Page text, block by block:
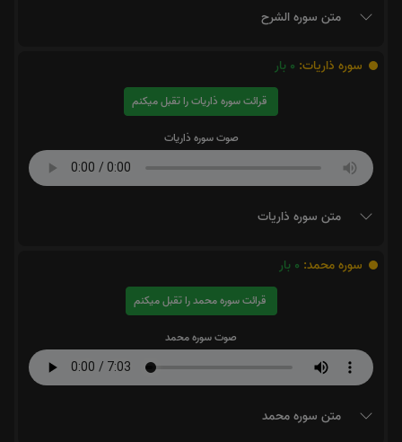
متن سوره الشرح
سوره ذاریات: 0 بار
قرائت سوره ذاریات را تقبل میکنم
صوت سوره ذاریات
متن سوره ذاریات
سوره محمد: 0 بار
قرائت سوره محمد را تقبل میکنم
صوت سوره محمد
متن سوره محمد